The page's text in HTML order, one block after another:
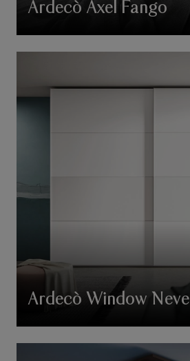
Ardecò Axel Fango
Ardecò Window Neve